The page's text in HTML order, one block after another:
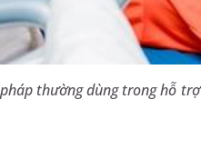
thường dùng trong hỗ